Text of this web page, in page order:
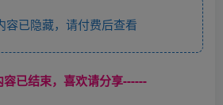
已隐藏，请付费后查看
已结束，喜欢请分享------